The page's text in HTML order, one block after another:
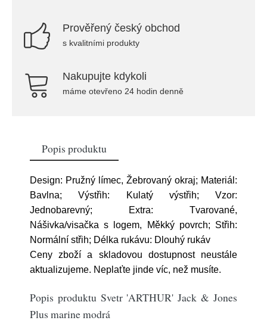
Prověřený český obchod
s kvalitními produkty
Nakupujte kdykoli
máme otevřeno 24 hodin denně
Popis produktu
Design: Pružný límec, Žebrovaný okraj; Materiál:
Bavlna; Výstřih: Kulatý výstřih; Vzor:
Jednobarevný; Extra: Tvarované,
Nášivka/visačka s logem, Měkký povrch; Střih:
Normální střih; Délka rukávu: Dlouhý rukáv
Ceny zboží a skladovou dostupnost neustále
aktualizujeme. Neplaťte jinde víc, než musíte.
Popis produktu Svetr 'ARTHUR' Jack & Jones
Plus marine modrá